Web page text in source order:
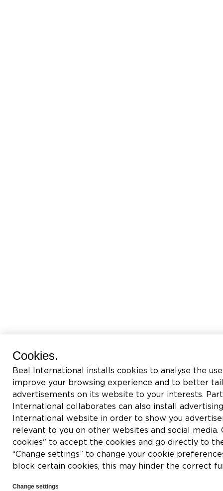
Cookies.
Beal International installs cookies to analyse the
improve your browsing experience and to better
advertisements on its website to your interests.
International collaborates can also install
International website in order to show you
relevant to you on other websites and social media.
cookies" to accept the cookies and go directly to
“Change settings” to change your cookie
block certain cookies, this may hinder the correct
Change settings